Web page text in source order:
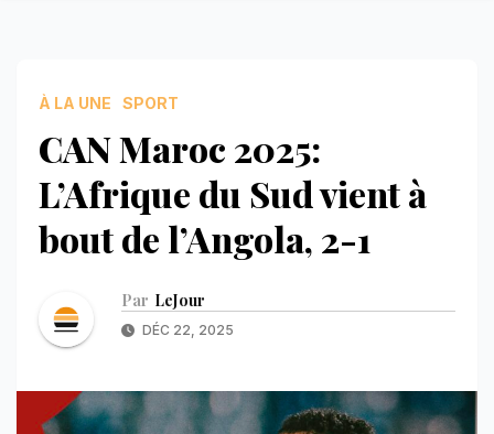
À LA UNE SPORT
CAN Maroc 2025:
L’Afrique du Sud vient à
bout de l’Angola, 2-1
Par LeJour
DÉC 22, 2025